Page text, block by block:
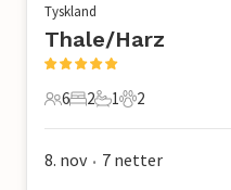
Tyskland
Thale/Harz
6 Gjester
6
2 Soverom
2
1 Bad
1
2 Kjæledyr
2
8. nov • 7 netter